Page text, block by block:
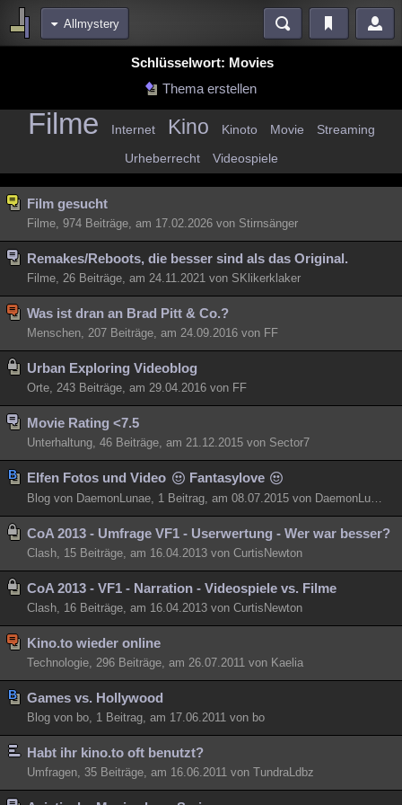
Allmystery
Diskussionen Videos
Chat Wiki Neuigkeiten
Menschen Wissenschaft Politik Mystery Kriminalfälle
Spiritualität Verschwörungen
Natur Umfragen Unterhaltung
weitere Rubriken
Philosophie Träume Orte Esoterik Literatur
Astronomie Helpdesk Gruppen Gaming
Musik Clash Verbesserungen
Übersichten
Besucht Teilgenommen
Lesenswert Schlüsselwörter
Schlüsselwort: Movies
Thema erstellen
Filme Internet Kino Kinoto Movie Streaming
Urheberrecht Videospiele
Film gesucht
Filme, 974 Beiträge, am 17.02.2026 von Stirnsänger
Remakes/Reboots, die besser sind als das Original.
Filme, 26 Beiträge, am 24.11.2021 von SKlikerklaker
Was ist dran an Brad Pitt & Co.?
Menschen, 207 Beiträge, am 24.09.2016 von FF
Urban Exploring Videoblog
Orte, 243 Beiträge, am 29.04.2016 von FF
Movie Rating <7.5
Unterhaltung, 46 Beiträge, am 21.12.2015 von Sector7
Elfen Fotos und Video Fantasylove
Blog von DaemonLunae, 1 Beitrag, am 08.07.2015 von DaemonLunae
CoA 2013 - Umfrage VF1 - Userwertung - Wer war besser?
Clash, 15 Beiträge, am 16.04.2013 von CurtisNewton
CoA 2013 - VF1 - Narration - Videospiele vs. Filme
Clash, 16 Beiträge, am 16.04.2013 von CurtisNewton
Kino.to wieder online
Technologie, 296 Beiträge, am 26.07.2011 von Kaelia
Games vs. Hollywood
Blog von bo, 1 Beitrag, am 17.06.2011 von bo
Habt ihr kino.to oft benutzt?
Umfragen, 35 Beiträge, am 16.06.2011 von TundraLdbz